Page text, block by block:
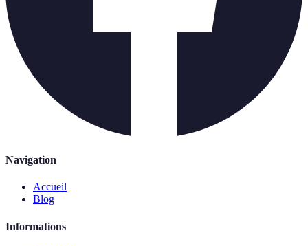
Navigation
Accueil
Blog
Informations